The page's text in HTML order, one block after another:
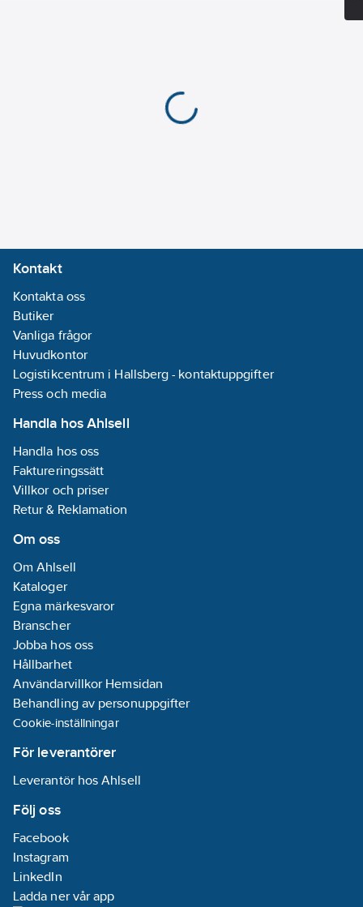
Kontakt
Kontakta oss
Butiker
Vanliga frågor
Huvudkontor
Logistikcentrum i Hallsberg - kontaktuppgifter
Press och media
Handla hos Ahlsell
Handla hos oss
Faktureringssätt
Villkor och priser
Retur & Reklamation
Om oss
Om Ahlsell
Kataloger
Egna märkesvaror
Branscher
Jobba hos oss
Hållbarhet
Användarvillkor Hemsidan
Behandling av personuppgifter
Cookie-inställningar
För leverantörer
Leverantör hos Ahlsell
Följ oss
Facebook
Instagram
LinkedIn
Ladda ner vår app